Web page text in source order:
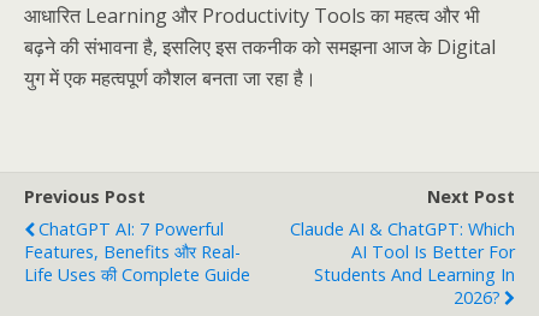
आधारित Learning और Productivity Tools का महत्व और भी
बढ़ने की संभावना है, इसलिए इस तकनीक को समझना आज के Digital
युग में एक महत्वपूर्ण कौशल बनता जा रहा है।
Previous Post
ChatGPT AI: 7 Powerful
Features, Benefits और Real-
Life Uses की Complete Guide
Next Post
Claude AI & ChatGPT: Which
AI Tool Is Better For
Students And Learning In
2026?